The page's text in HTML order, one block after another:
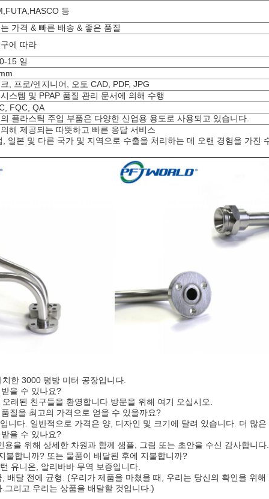
등
가격 & 빠른 배송 & 좋은 품질
에 따라
15 일
, 프로/엔지니어, 오토 CAD, PDF, JPG
스템 및 PPAP 품질 관리 문서에 의해 수행
FQC, QA
플라스틱 주입 부품은 다양한 산업용 용도로 사용되고 있습니다.
해 제공되는 따뜻하고 빠른 응답 서비스
, 일본 및 다른 국가 및 지역으로 수출을 처리하는 데 오랜 경험을 가진
한 3000 평방 미터 공장입니다.
을 수 있나요?
래된 친구들을 환영합니다 방문을 위해 여기 오십시오.
질을 최고의 가격으로 얻을 수 있을까요?
니다. 일반적으로 가격은 양, 디자인 및 크기에 달려 있습니다. 더 많
을 수 있나요?
용을 위해 상세한 차원과 함께 샘플, 그림 또는 초안을 수신 감사합니다.
불합니까? 또는 물품이 배달된 후에 지불합니까?
유니온, 알리바바 무역 보증입니다.
배달 전에 균형. (우리가 제품을 마쳤을 때, 우리는 당신의 확인을 위
그리고 우리는 상품을 배달할 것입니다.)